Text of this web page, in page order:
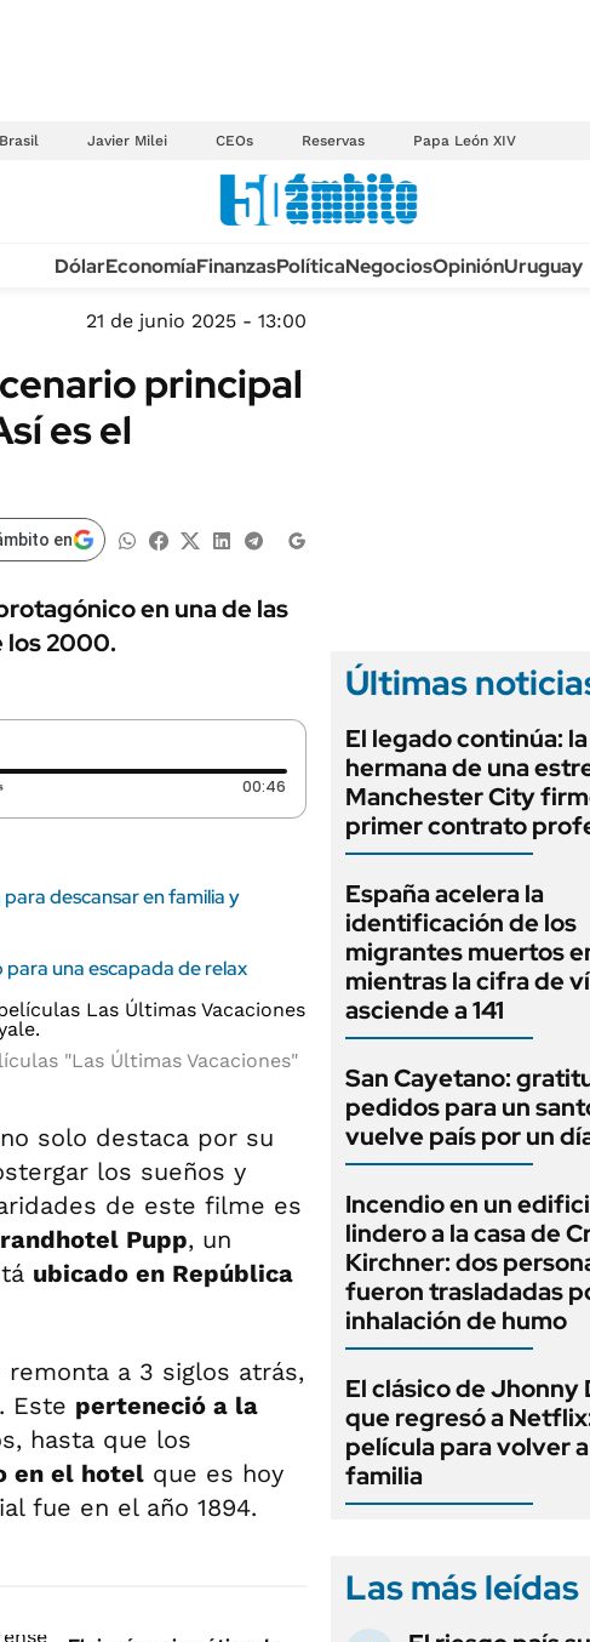
Brasil Javier Milei CEOs Reservas Papa León XIV
TECNOLOGÍA
MÉXICO
MUNDO
AUTOS
DólarEconomíaFinanzasPolíticaNegociosOpiniónUruguay
21 de junio 2025 - 13:00
principal
es el
en
en una de las
los 2000.
00:46 Duración: 46 segundos
descansar en familia y
una escapada de relax
"Las Últimas Vacaciones"
no solo destaca por su
los sueños y
de este filme es
Pupp, un
ubicado en República
a 3 siglos atrás,
. Este perteneció a la
hasta que los
en el hotel que es hoy
fue en el año 1894.
Últimas
El legado continúa: la
hermana de una
Manchester City
primer contrato
España acelera la
identificación de los
migrantes muertos
mientras la cifra de
asciende a 141
San Cayetano:
pedidos para un
vuelve país por un
Incendio en un
lindero a la casa de
Kirchner: dos
fueron trasladadas
inhalación de humo
El clásico de Jhonny
que regresó a
película para volver
familia
Las más leídas